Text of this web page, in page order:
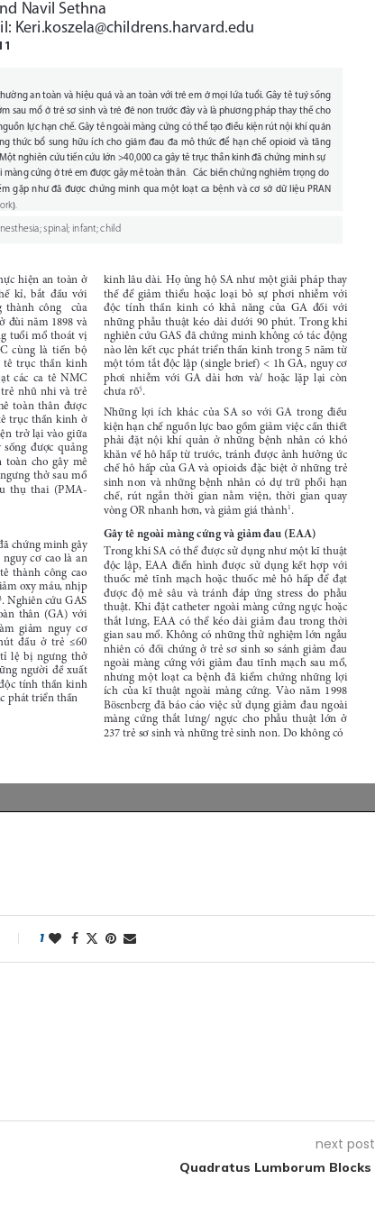
1
next post
Quadratus Lumborum Blocks